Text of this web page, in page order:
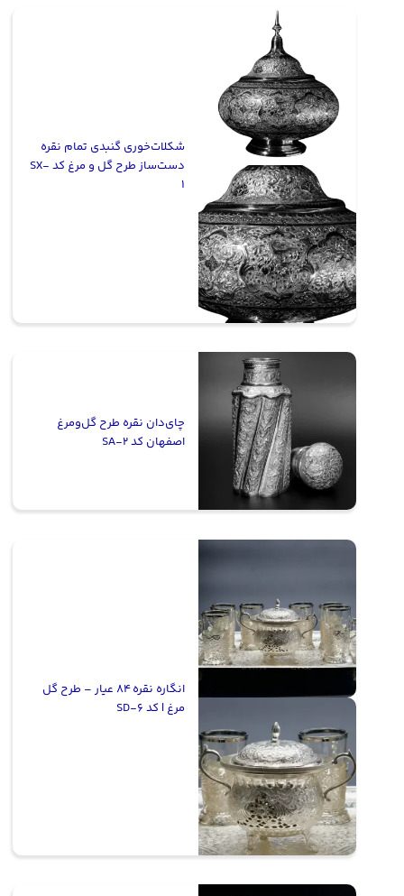
شکلات‌خوری گنبدی تمام نقره
دست‌ساز طرح گل و مرغ کد SX-
1
چای‌دان نقره طرح گل‌ومرغ
اصفهان کد SA-2
انگاره نقره ۸۴ عیار – طرح گل
مرغ | کد SD-6